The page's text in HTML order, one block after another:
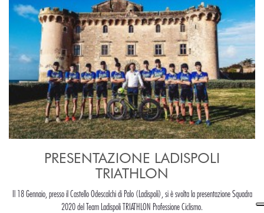
PRESENTAZIONE LADISPOLI
TRIATHLON
Il 18 Gennaio, presso il Castello Odescalchi di Palo (Ladispoli), si è svolta la presentazione Squadra
2020 del Team Ladispoli TRIATHLON Professione Ciclismo.